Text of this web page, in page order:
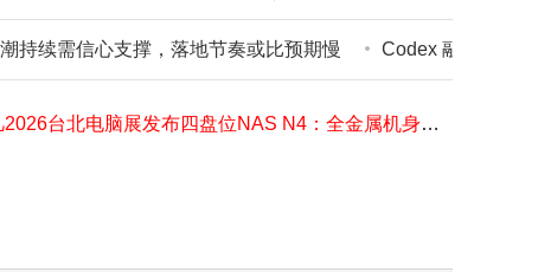
续需信心支撑，落地节奏或比预期慢 Codex 融入
AI过度顺从隐患：企业决策层或陷“AI谄媚陷阱”，忽视风险与真实价值
铭凡2026台北电脑展发布四盘位NAS N4：全金属机身，多接口支持Wi-Fi 7